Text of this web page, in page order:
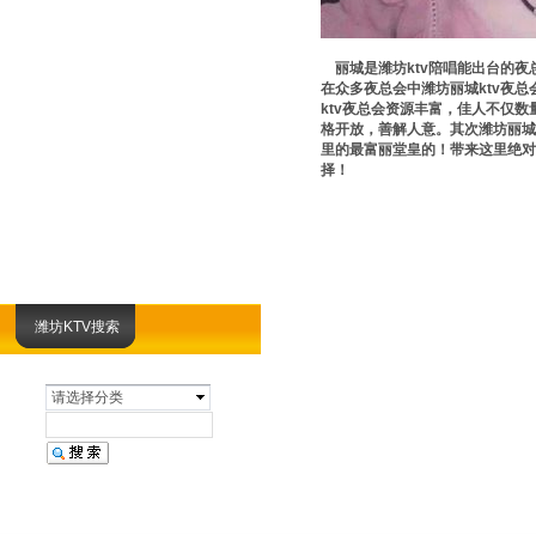
潍坊KTV搜索
请选择分类
丽城是潍坊ktv陪唱能出台的夜
在众多夜总会中潍坊丽城ktv夜总
ktv夜总会资源丰富，佳人不仅数
格开放，善解人意。其次潍坊丽
里的最富丽堂皇的！带来这里绝
择！